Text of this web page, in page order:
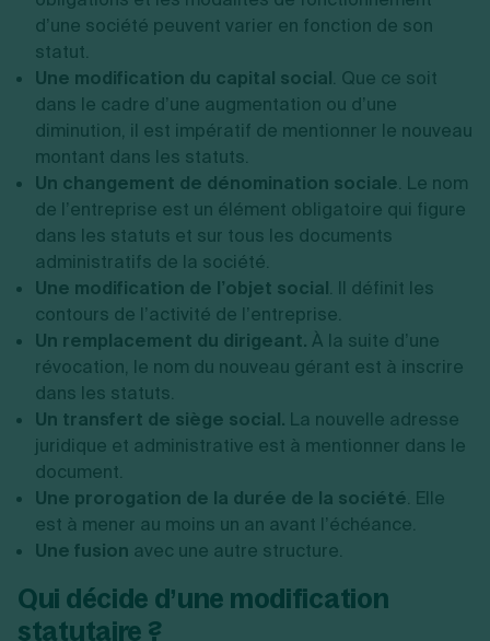
d’une société peuvent varier en fonction de son
statut.
Une modification du capital social. Que ce soit
dans le cadre d’une augmentation ou d’une
diminution, il est impératif de mentionner le nouveau
montant dans les statuts.
Un changement de dénomination sociale. Le nom
de l’entreprise est un élément obligatoire qui figure
dans les statuts et sur tous les documents
administratifs de la société.
Une modification de l’objet social. Il définit les
contours de l’activité de l’entreprise.
Un remplacement du dirigeant. À la suite d’une
révocation, le nom du nouveau gérant est à inscrire
dans les statuts.
Un transfert de siège social. La nouvelle adresse
juridique et administrative est à mentionner dans le
document.
Une prorogation de la durée de la société. Elle
est à mener au moins un an avant l’échéance.
Une fusion avec une autre structure.
Qui décide d’une modification
statutaire ?